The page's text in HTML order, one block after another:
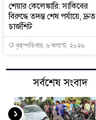
শেয়ার কেলেঙ্কারি: সাকিবের
বিরুদ্ধে তদন্ত শেষ পর্যায়ে, দ্রুত
চার্জশিট
বৃহস্পতিবার, ৬ অগাস্ট, ২০২৬
সর্বশেষ সংবাদ
১